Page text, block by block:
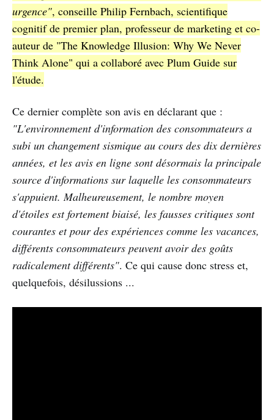
urgence", conseille Philip Fernbach, scientifique
cognitif de premier plan, professeur de marketing et co-
auteur de "The Knowledge Illusion: Why We Never
Think Alone" qui a collaboré avec Plum Guide sur
l'étude.
Ce dernier complète son avis en déclarant que :
"L'environnement d'information des consommateurs a
subi un changement sismique au cours des dix dernières
années, et les avis en ligne sont désormais la principale
source d'informations sur laquelle les consommateurs
s'appuient. Malheureusement, le nombre moyen
d'étoiles est fortement biaisé, les fausses critiques sont
courantes et pour des expériences comme les vacances,
différents consommateurs peuvent avoir des goûts
radicalement différents". Ce qui cause donc stress et,
quelquefois, désilussions ...